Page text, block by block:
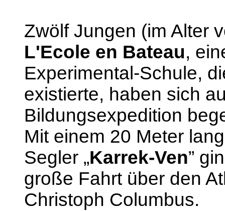
Zwölf Jungen (im Alter
L'Ecole en Bateau,
Experimental-Schule,
existierte, haben sich
Bildungsexpedition
Mit einem 20 Meter
Segler „Karrek-Ven”
große Fahrt über den
Christoph Columbus.